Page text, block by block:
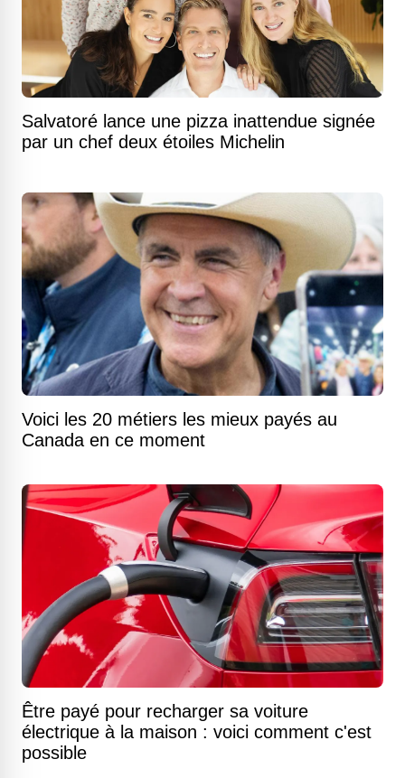
Salvatoré lance une pizza inattendue signée
par un chef deux étoiles Michelin
Voici les 20 métiers les mieux payés au
Canada en ce moment
Être payé pour recharger sa voiture
électrique à la maison : voici comment c'est
possible